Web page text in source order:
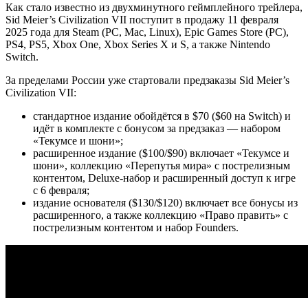
Как стало известно из двухминутного геймплейного трейлера,
Sid Meier’s Civilization VII поступит в продажу 11 февраля
2025 года для Steam (PC, Mac, Linux), Epic Games Store (PC),
PS4, PS5, Xbox One, Xbox Series X и S, а также Nintendo
Switch.
За пределами России уже стартовали предзаказы Sid Meier’s
Civilization VII:
стандартное издание обойдётся в $70 ($60 на Switch) и
идёт в комплекте с бонусом за предзаказ — набором
«Текумсе и шони»;
расширенное издание ($100/$90) включает «Текумсе и
шони», коллекцию «Перепутья мира» с пострелизным
контентом, Deluxe-набор и расширенный доступ к игре
с 6 февраля;
издание основателя ($130/$120) включает все бонусы из
расширенного, а также коллекцию «Право править» с
пострелизным контентом и набор Founders.